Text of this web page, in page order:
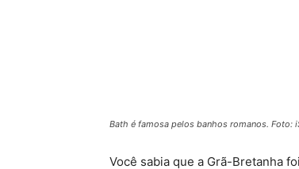
Bath é famosa pelos banhos romanos. Foto:
Você sabia que a Grã-Bretanha